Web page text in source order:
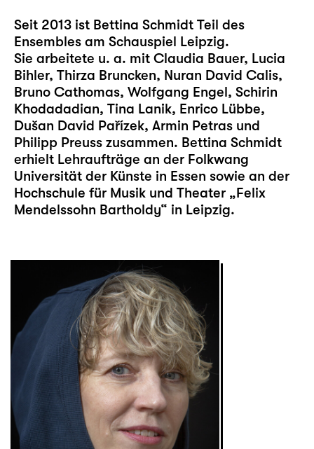
Seit 2013 ist Bettina Schmidt Teil des
Ensembles am Schauspiel Leipzig.
Sie arbeitete u. a. mit Claudia Bauer, Lucia
Bihler, Thirza Bruncken, Nuran David Calis,
Bruno Cathomas, Wolfgang Engel, Schirin
Khodadadian, Tina Lanik, Enrico Lübbe,
Dušan David Pařízek, Armin Petras und
Philipp Preuss zusammen. Bettina Schmidt
erhielt Lehraufträge an der Folkwang
Universität der Künste in Essen sowie an der
Hochschule für Musik und Theater „Felix
Mendelssohn Bartholdy“ in Leipzig.